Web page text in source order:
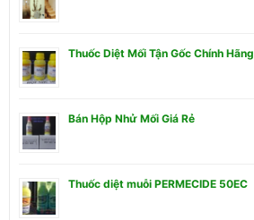
Thuốc Diệt Mối Tận Gốc Chính Hãng
Bán Hộp Nhử Mối Giá Rẻ
Thuốc diệt muỗi PERMECIDE 50EC